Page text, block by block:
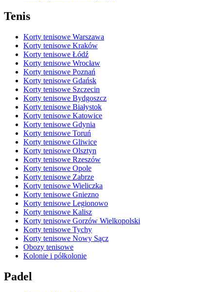
Tenis
Korty tenisowe Warszawa
Korty tenisowe Kraków
Korty tenisowe Łódź
Korty tenisowe Wrocław
Korty tenisowe Poznań
Korty tenisowe Gdańsk
Korty tenisowe Szczecin
Korty tenisowe Bydgoszcz
Korty tenisowe Białystok
Korty tenisowe Katowice
Korty tenisowe Gdynia
Korty tenisowe Toruń
Korty tenisowe Gliwice
Korty tenisowe Olsztyn
Korty tenisowe Rzeszów
Korty tenisowe Opole
Korty tenisowe Zabrze
Korty tenisowe Wieliczka
Korty tenisowe Gniezno
Korty tenisowe Legionowo
Korty tenisowe Kalisz
Korty tenisowe Gorzów Wielkopolski
Korty tenisowe Tychy
Korty tenisowe Nowy Sącz
Obozy tenisowe
Kolonie i półkolonie
Padel